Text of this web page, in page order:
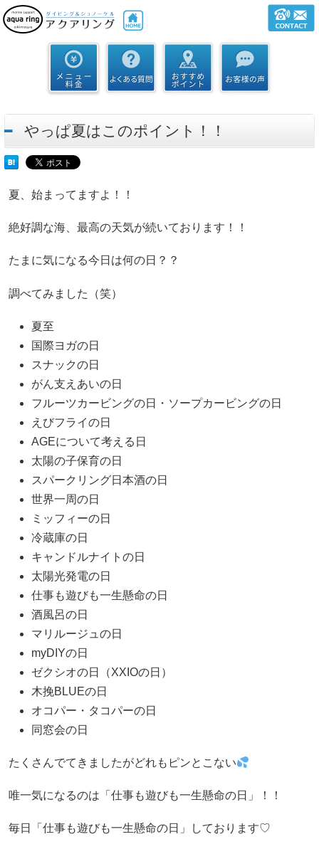
やっぱ夏はこのポイント！！
夏、始まってますよ！！
絶好調な海、最高の天気が続いております！！
たまに気になる今日は何の日？？
調べてみました（笑）
夏至
国際ヨガの日
スナックの日
がん支えあいの日
フルーツカービングの日・ソープカービングの日
えびフライの日
AGEについて考える日
太陽の子保育の日
スパークリング日本酒の日
世界一周の日
ミッフィーの日
冷蔵庫の日
キャンドルナイトの日
太陽光発電の日
仕事も遊びも一生懸命の日
酒風呂の日
マリルージュの日
myDIYの日
ゼクシオの日（XXIOの日）
木挽BLUEの日
オコパー・タコパーの日
同窓会の日
たくさんでてきましたがどれもピンとこない
唯一気になるのは「仕事も遊びも一生懸命の日」！！
毎日「仕事も遊びも一生懸命の日」しております♡